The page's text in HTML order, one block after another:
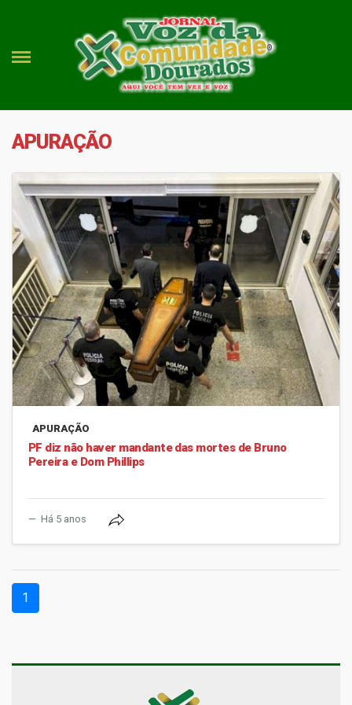
APURAÇÃO
APURAÇÃO
PF diz não haver mandante das mortes de Bruno
Pereira e Dom Phillips
Há 5 anos
1